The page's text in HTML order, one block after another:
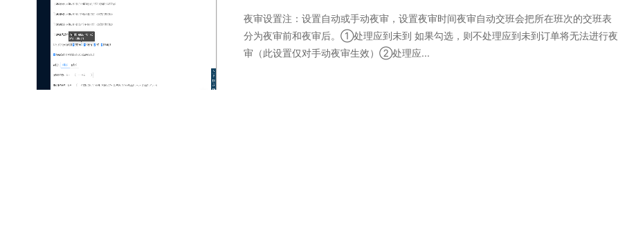
夜审设置注：设置自动或手动夜审，设置夜审时间夜审自动交班会把所在班次的交班表
分为夜审前和夜审后。①处理应到未到 如果勾选，则不处理应到未到订单将无法进行夜
审（此设置仅对手动夜审生效）②处理应...